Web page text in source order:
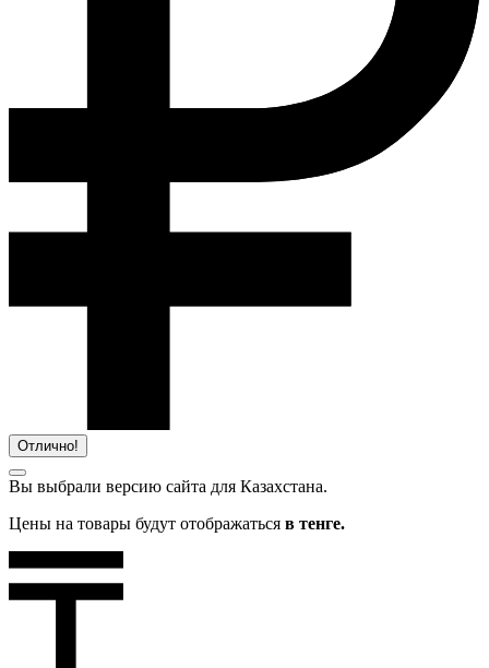
Отлично!
Вы выбрали версию сайта для Казахстана.
Цены на товары будут отображаться в тенге.